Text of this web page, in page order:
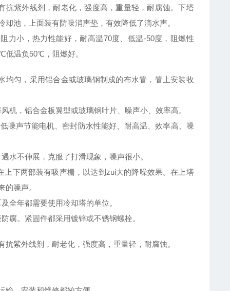
紫外线剂，耐老化，强度高，重量轻，耐腐蚀。下塔
池，上面装有防噪消声垫，有效降低了滴水声。
力小，热力性能好，耐高温70度、低温-50度，阻燃性
低温负50℃，阻燃好。
匀，采用铝合金或玻璃钢制成的布水管，管上安装收
机，铝合金板翼型或玻璃钢叶片、噪声小、效率高。
噪声节能电机、密封防水性能好、耐高温、效率高、噪
水不伸展，克服了打滑现象，噪声很小。
下两部装有吸声栅，以达到zui大的降噪效果。在上塔
噪声。
全年都需要使用冷却塔的单位。
腐。紧固件都采用镀锌或不锈钢螺栓。
紫外线剂，耐老化，强度高，重量轻，耐腐蚀。